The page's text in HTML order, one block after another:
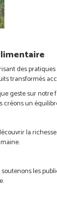
des
transformés
geste sur
un
la
les